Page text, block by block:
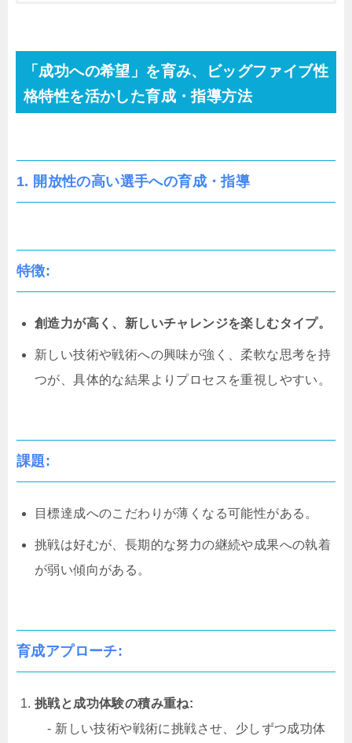
「成功への希望」を育み、
ビッグファイブ性
格特性を活かした育成・指導方法
1. 開放性の高い選手への育成・指導
特徴:
創造力が高く、新しいチャレンジを楽しむタイプ。
新しい技術や戦術への興味が強く、柔軟な思考を持
つが、具体的な結果よりプロセスを重視しやすい。
課題:
目標達成へのこだわりが薄くなる可能性がある。
挑戦は好むが、長期的な努力の継続や成果への執着
が弱い傾向がある。
育成アプローチ:
挑戦と成功体験の積み重ね:
- 新しい技術や戦術に挑戦させ、少しずつ成功体